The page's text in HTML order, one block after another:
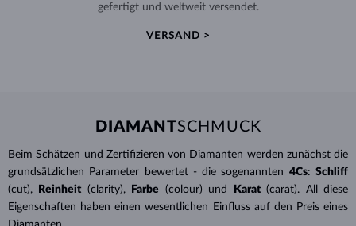
gefertigt und weltweit versendet.
VERSAND >
DIAMANTSCHMUCK
Beim Schätzen und Zertifizieren von Diamanten werden zunächst die
grundsätzlichen Parameter bewertet - die sogenannten 4Cs: Schliff
(cut),
Reinheit (clarity), Farbe (colour) und Karat (carat). All diese
Eigenschaften haben einen wesentlichen Einfluss auf den Preis eines